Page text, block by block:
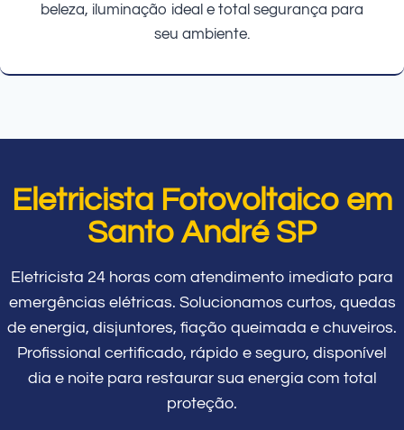
beleza, iluminação ideal e total segurança para
seu ambiente.
Eletricista Fotovoltaico em
Santo André SP
Eletricista 24 horas com atendimento imediato para
emergências elétricas. Solucionamos curtos, quedas
de energia, disjuntores, fiação queimada e chuveiros.
Profissional certificado, rápido e seguro, disponível
dia e noite para restaurar sua energia com total
proteção.